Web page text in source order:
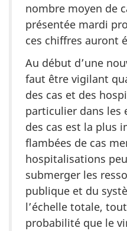
nombre moyen de
présentée mardi
ces chiffres auront
Au début d’une
faut être vigilant
des cas et des
particulier dans les
des cas est la plus
flambées de cas
hospitalisations
submerger les
publique et du
l’échelle totale,
probabilité que le